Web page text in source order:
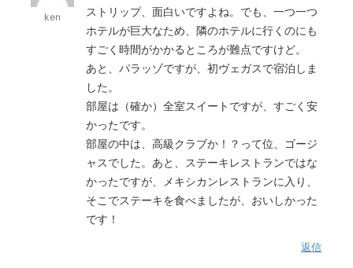
ken
ストリップ、面白いですよね。でも、一つ一つ
ホテルが巨大なため、隣のホテルに行くのにも
すごく時間がかかるところが難点ですけど。
あと、パラッゾですが、初ヴェガスで宿泊しま
した。
部屋は（確か）全室スイートですが、すごく安
かったです。
部屋の中は、高級クラブか！？って位、ゴージ
ャスでした。あと、ステーキレストランではな
かったですが、メキシカンレストランに入り、
そこでステーキを食べましたが、おいしかった
です！
返信